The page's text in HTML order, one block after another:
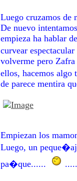
Luego cruzamos de
De nuevo
empieza ha hablar
curvear
volverme pero
ellos, hacemos
de parece mentira
Empiezan los
Luego, un
pa�que......